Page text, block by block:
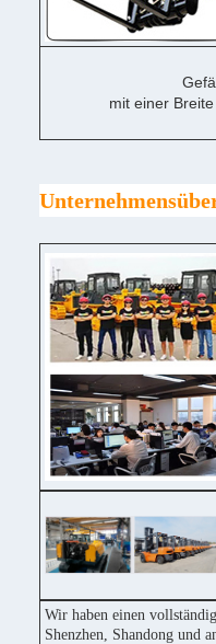
mit einer
Wir haben einen
Shenzhen, Shandong und